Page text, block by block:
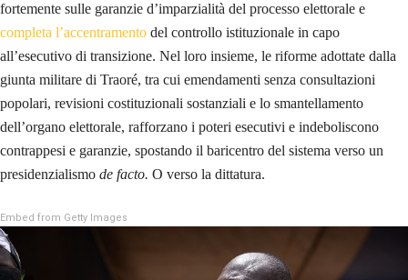
fortemente sulle garanzie d’imparzialità del processo elettorale e
completa l’accentramento del controllo istituzionale in capo
all’esecutivo di transizione. Nel loro insieme, le riforme adottate dalla
giunta militare di Traoré, tra cui emendamenti senza consultazioni
popolari, revisioni costituzionali sostanziali e lo smantellamento
dell’organo elettorale, rafforzano i poteri esecutivi e indeboliscono
contrappesi e garanzie, spostando il baricentro del sistema verso un
presidenzialismo de facto. O verso la dittatura.
Embed from Getty Images